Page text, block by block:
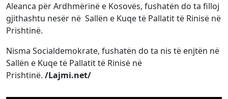
Aleanca për Ardhmërinë e Kosovës, fushatën do ta filloj
gjithashtu nesër në Sallën e Kuqe të Pallatit të Rinisë në
Prishtinë.
Nisma Socialdemokrate, fushatën do ta nis të enjtën në
Sallën e Kuqe të Pallatit të Rinisë në
Prishtinë. /Lajmi.net/